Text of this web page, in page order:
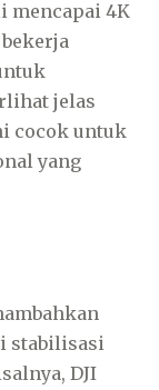
mencapai 4K
jelas
cocok untuk
yang
stabilisasi
DJI